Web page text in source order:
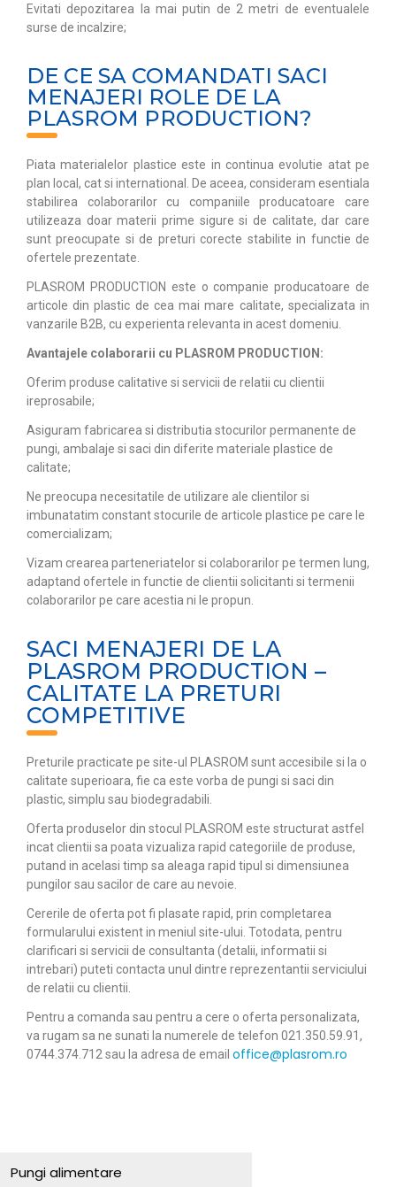
Evitati depozitarea la mai putin de 2 metri de eventualele
surse de incalzire;
DE CE SA COMANDATI SACI
MENAJERI ROLE DE LA
PLASROM PRODUCTION?
Piata materialelor plastice este in continua evolutie atat pe
plan local, cat si international. De aceea, consideram esentiala
stabilirea colaborarilor cu companiile producatoare care
utilizeaza doar materii prime sigure si de calitate, dar care
sunt preocupate si de preturi corecte stabilite in functie de
ofertele prezentate.
PLASROM PRODUCTION este o companie producatoare de
articole din plastic de cea mai mare calitate, specializata in
vanzarile B2B, cu experienta relevanta in acest domeniu.
Avantajele colaborarii cu PLASROM PRODUCTION :
Oferim produse calitative si servicii de relatii cu clientii
ireprosabile;
Asiguram fabricarea si distributia stocurilor permanente de
pungi, ambalaje si saci din diferite materiale plastice de
calitate;
Ne preocupa necesitatile de utilizare ale clientilor si
imbunatatim constant stocurile de articole plastice pe care le
comercializam;
Vizam crearea parteneriatelor si colaborarilor pe termen lung,
adaptand ofertele in functie de clientii solicitanti si termenii
colaborarilor pe care acestia ni le propun.
SACI MENAJERI DE LA
PLASROM PRODUCTION –
CALITATE LA PRETURI
COMPETITIVE
Preturile practicate pe site-ul PLASROM sunt accesibile si la o
calitate superioara, fie ca este vorba de pungi si saci din
plastic, simplu sau biodegradabili.
Oferta produselor din stocul PLASROM este structurat astfel
incat clientii sa poata vizualiza rapid categoriile de produse,
putand in acelasi timp sa aleaga rapid tipul si dimensiunea
pungilor sau sacilor de care au nevoie.
Cererile de oferta pot fi plasate rapid, prin completarea
formularului existent in meniul site-ului. Totodata, pentru
clarificari si servicii de consultanta (detalii, informatii si
intrebari) puteti contacta unul dintre reprezentantii serviciului
de relatii cu clientii.
Pentru a comanda sau pentru a cere o oferta personalizata,
va rugam sa ne sunati la numerele de telefon 021.350.59.91,
0744.374.712 sau la adresa de email office@plasrom.ro
Pungi alimentare